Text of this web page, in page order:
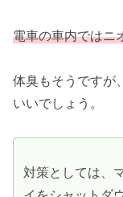
電車の車内ではニ
体臭もそうですが
いいでしょう。
対策としては、